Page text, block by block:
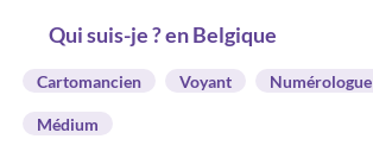
Qui suis-je ? en Belgique
Cartomancien Voyant Numérologue
Médium